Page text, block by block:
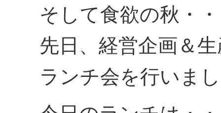
そして食欲の秋・・
先日、経営企画＆
ランチ会を行いま